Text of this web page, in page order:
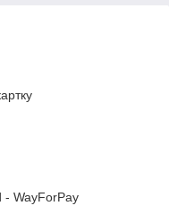
- WayForPay